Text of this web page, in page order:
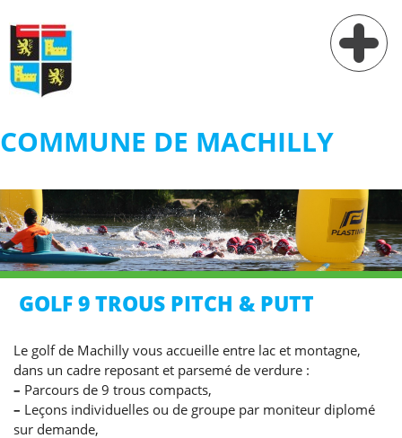
COMMUNE DE MACHILLY
Vie pratique
Services
Village
Contact
GOLF 9 TROUS PITCH & PUTT
Le golf de Machilly vous accueille entre lac et montagne,
dans un cadre reposant et parsemé de verdure :
– Parcours de 9 trous compacts,
– Leçons individuelles ou de groupe par moniteur diplomé
sur demande,